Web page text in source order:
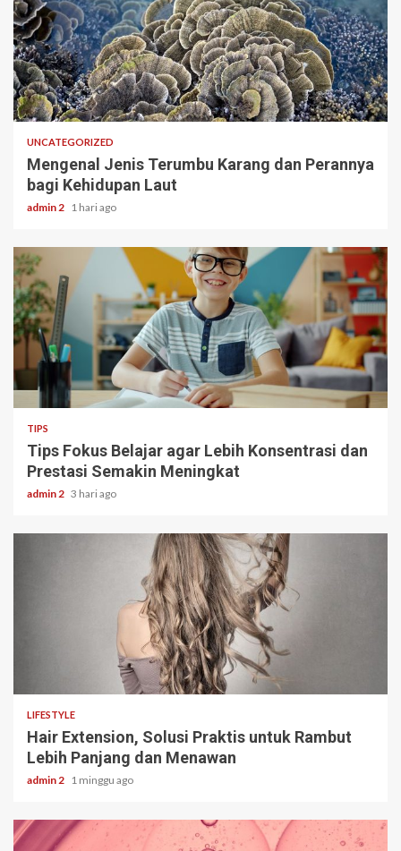
3 min read
UNCATEGORIZED
Mengenal Jenis Terumbu Karang dan Perannya
bagi Kehidupan Laut
admin 2 1 hari ago
3 min read
TIPS
Tips Fokus Belajar agar Lebih Konsentrasi dan
Prestasi Semakin Meningkat
admin 2 3 hari ago
LIFESTYLE
Hair Extension, Solusi Praktis untuk Rambut
Lebih Panjang dan Menawan
admin 2 1 minggu ago